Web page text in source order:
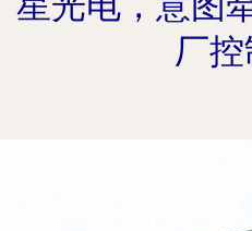
厂